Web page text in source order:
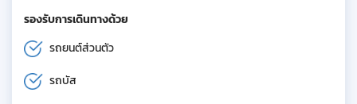
รองรับการเดินทางด้วย
รถยนต์ส่วนตัว
รถบัส